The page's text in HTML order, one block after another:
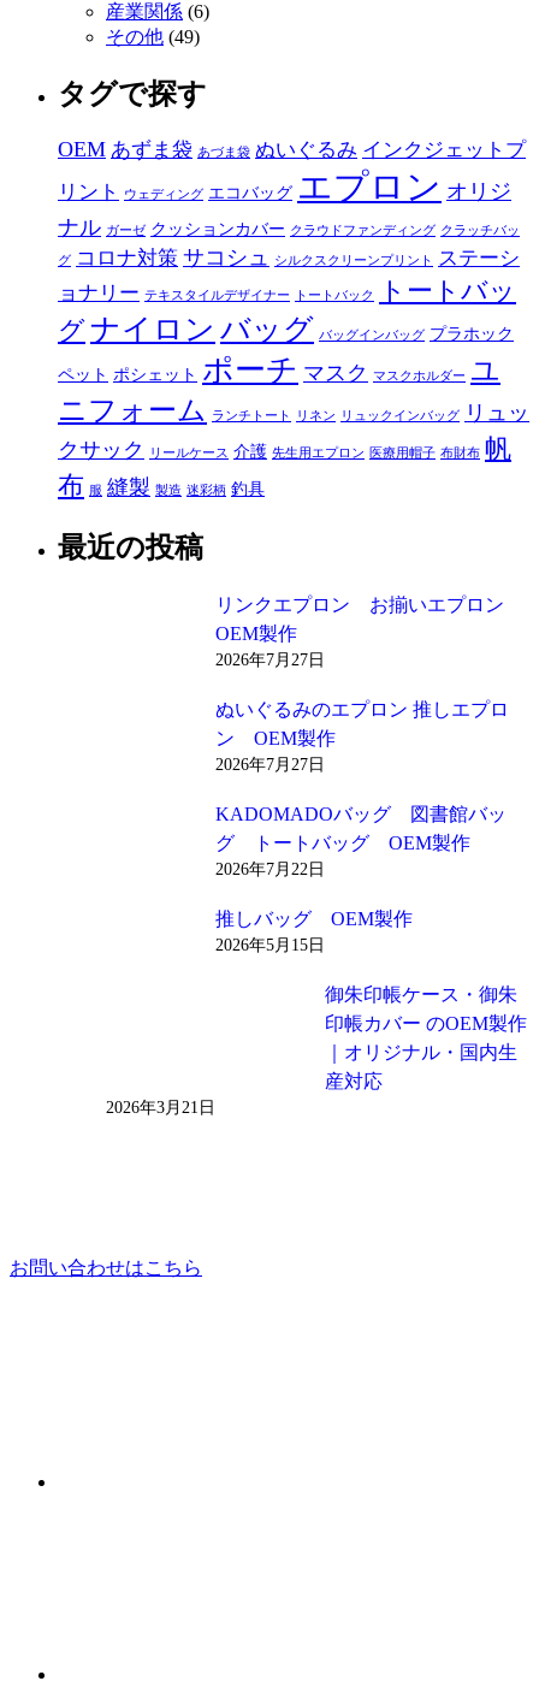
産業関係 (6)
その他 (49)
タグで探す
OEM あずま袋 あづま袋 ぬいぐるみ インクジェットプ
リント
ウェディング エコバッグ エプロン オリジ
ナル ガーゼ クッションカバー クラウドファンディング クラッチバッ
グ コロナ対策 サコシュ シルクスクリーンプリント
ステーシ
ョナリー テキスタイルデザイナー トートバック
トートバッ
グナイロン バッグ バッグインバッグ プラホック
ペット ポシェット ポーチ マスク マスクホルダー ユ
ニフォーム
ランチトート リネン リュックインバッグ
リュッ
クサック
リールケース 介護 先生用エプロン 医療用帽子 布財布 帆
布 服 縫製 製造 迷彩柄 釣具
最近の投稿
リンクエプロン お揃いエプロン
OEM製作
2026年7月27日
ぬいぐるみのエプロン 推しエプロ
ン OEM製作
2026年7月27日
KADOMADOバッグ 図書館バッ
グ トートバッグ OEM製作
2026年7月22日
推しバッグ OEM製作
2026年5月15日
御朱印帳ケース・御朱
印帳カバー のOEM製作
｜オリジナル・国内生
産対応
2026年3月21日
お問い合わせはこちら